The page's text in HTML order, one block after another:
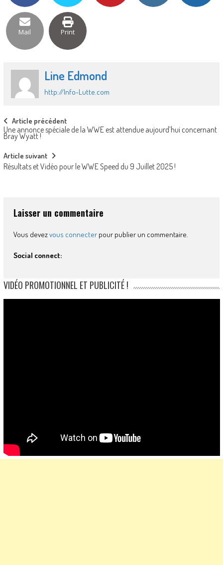
Mail Print
Line Edmond
http://Info-Lutte.com
Post
navigation
Article précédent
Une annonce spéciale de la WWE est attendue aujourd’hui concernant
Bray Wyatt !
Article suivant
Résultats et Vidéo pour le WWE Speed du 9 Juillet 2025 !
Laisser un commentaire
Vous devezvous connecterpour publier un commentaire.
Social connect:
VIDÉO PROMOTIONNEL ET PUBLICITÉ !